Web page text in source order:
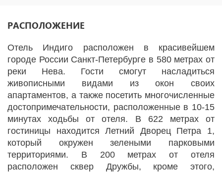
РАСПОЛОЖЕНИЕ
Отель Индиго расположен в красивейшем
городе России Санкт-Петербурге в 580 метрах от
реки Нева. Гости смогут насладиться
живописными видами из окон своих
апартаментов, а также посетить многочисленные
достопримечательности, расположенные в 10-15
минутах ходьбы от отеля. В 622 метрах от
гостиницы находится Летний Дворец Петра 1,
который окружен зелеными парковыми
территориями. В 200 метрах от отеля
расположен сквер Дружбы, кроме этого,